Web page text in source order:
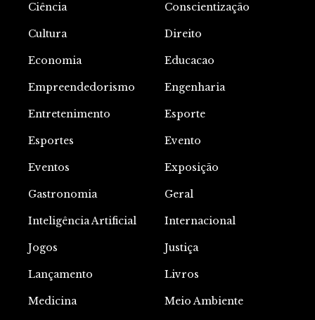
Ciência Conscientização
Cultura Direito
Economia Educacao
Empreendedorismo Engenharia
Entretenimento Esporte
Esportes Evento
Eventos Exposição
Gastronomia Geral
Inteligência Artificial Internacional
Jogos Justiça
Lançamento Livros
Medicina Meio Ambiente